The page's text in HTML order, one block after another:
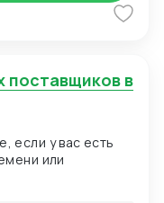
если у вас есть
или